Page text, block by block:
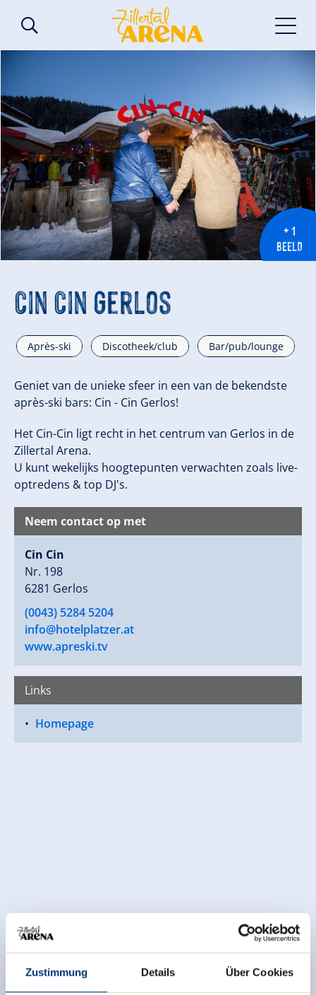
Zustimmung Details Über Cookies
+ 1
BEELD
Cin Cin Gerlos
Après-ski Discotheek/club Bar/pub/lounge
Geniet van de unieke sfeer in een van de bekendste
après-ski bars: Cin - Cin Gerlos!
Het Cin-Cin ligt recht in het centrum van Gerlos in de
Zillertal Arena.
U kunt wekelijks hoogtepunten verwachten zoals live-
optredens & top DJ's.
Neem contact op met
Cin Cin
Nr. 198
6281 Gerlos
(0043) 5284 5204
info@hotelplatzer.at
www.apreski.tv
Links
Homepage